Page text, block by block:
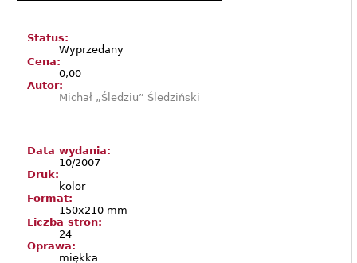
Status:
Wyprzedany
Cena:
0,00
Autor:
Michał „Śledziu” Śledziński
Data wydania:
10/2007
Druk:
kolor
Format:
150x210 mm
Liczba stron:
24
Oprawa:
miękka